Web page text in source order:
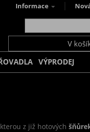
Informace
V
VÝPRODEJ
z již hotových